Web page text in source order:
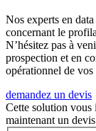
Nos experts en
concernant le
N’hésitez pas à
prospection et en
opérationnel de vos
demandez un devis
Cette solution vous
maintenant un